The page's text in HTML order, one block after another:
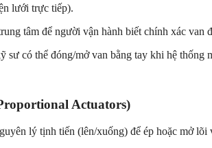
lưới trực tiếp).
tâm để người vận hành biết chính xác van
có thể đóng/mở van bằng tay khi hệ thống
Actuators)
lý tịnh tiến (lên/xuống) để ép hoặc mở